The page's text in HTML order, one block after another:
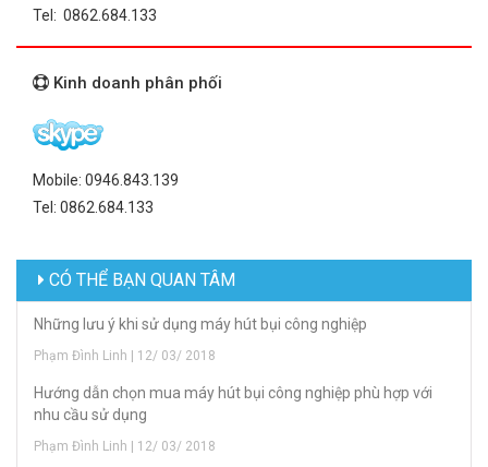
Tel: 0862.684.133
Kinh doanh phân phối
Mobile: 0946.843.139
Tel: 0862.684.133
CÓ THỂ BẠN QUAN TÂM
Những lưu ý khi sử dụng máy hút bụi công nghiệp
Phạm Đình Linh | 12/ 03/ 2018
Hướng dẫn chọn mua máy hút bụi công nghiệp phù hợp với
nhu cầu sử dụng
Phạm Đình Linh | 12/ 03/ 2018